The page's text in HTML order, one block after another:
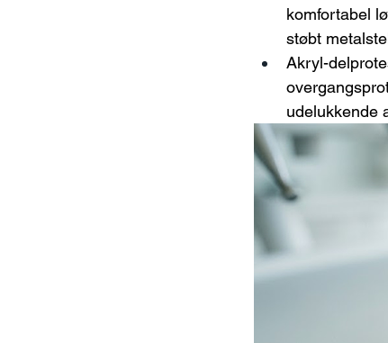
komfortabel
støbt
Akryl-
udelukkende